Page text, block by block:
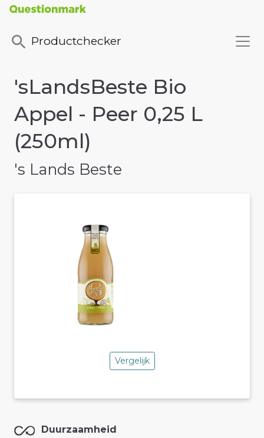
Productchecker
'sLandsBeste Bio
Appel - Peer 0,25 L
(250ml)
's Lands Beste
Vergelijk
Duurzaamheid